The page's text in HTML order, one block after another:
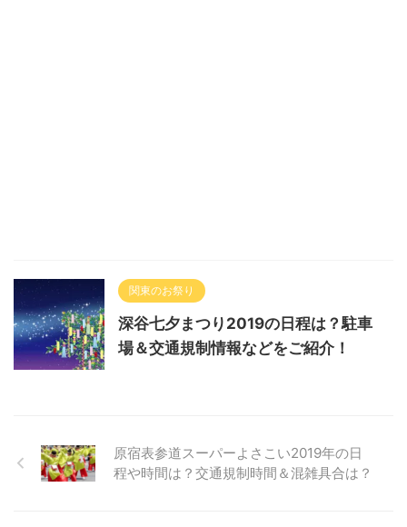
関東のお祭り
深谷七夕まつり2019の日程は？駐車
場＆交通規制情報などをご紹介！
原宿表参道スーパーよさこい2019年の日
程や時間は？交通規制時間＆混雑具合は？